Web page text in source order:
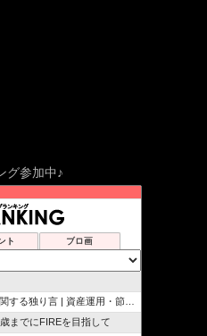
グ参加中♪
ト ブロ画
独り言 | 資産運用・節税・節約…
までにFIREを目指して